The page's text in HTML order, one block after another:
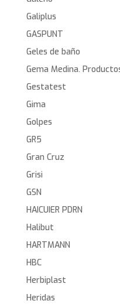
Galiplus
GASPUNT
Geles de baño
Gema Medina.
Gestatest
Gima
Golpes
GR5
Gran Cruz
Grisi
GSN
HAICUIER PDRN
Halibut
HARTMANN
HBC
Herbiplast
Heridas